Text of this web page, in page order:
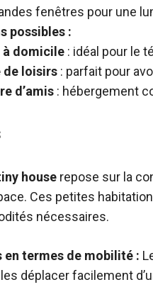
fenêtres pour une
possibles :
à domicile : idéal pour le
de loisirs : parfait pour
d’amis : hébergement
house repose sur la
Ces petites
nécessaires.
en termes de mobilité :
déplacer facilement